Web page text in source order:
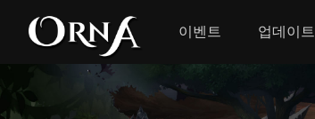
이벤트 업데이트